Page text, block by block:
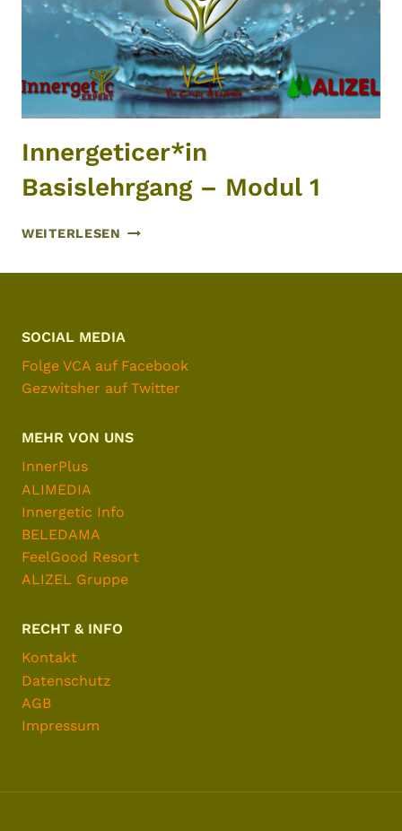
Innergeticer*in
Basislehrgang – Modul 1
WEITERLESEN INNERGETICER*IN
SOCIAL MEDIA
Folge VCA auf Facebook
Gezwitsher auf Twitter
MEHR VON UNS
InnerPlus
ALIMEDIA
Innergetic Info
BELEDAMA
FeelGood Resort
ALIZEL Gruppe
RECHT & INFO
Kontakt
Datenschutz
AGB
Impressum